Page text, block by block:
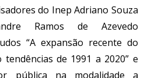
do Inep Adriano Souza
Ramos de Azevedo
“A expansão recente do
de 1991 a 2020” e
pública na modalidade a